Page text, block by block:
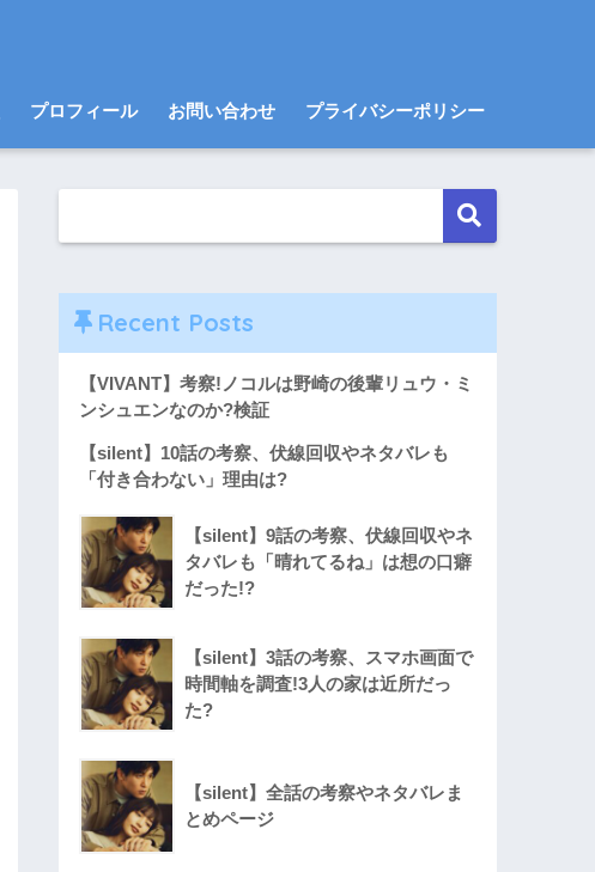
プロフィール お問い合わせ プライバシーポリシー
Recent Posts
【VIVANT】考察!ノコルは野崎の後輩リュウ・ミ
ンシュエンなのか?検証
【silent】10話の考察、伏線回収やネタバレも
「付き合わない」理由は?
【silent】9話の考察、伏線回収やネ
タバレも「晴れてるね」は想の口癖
だった!?
【silent】3話の考察、スマホ画面で
時間軸を調査!3人の家は近所だっ
た?
【silent】全話の考察やネタバレま
とめページ